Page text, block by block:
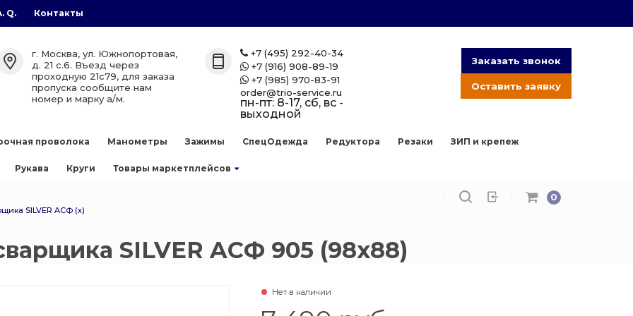
Q. Контакты
проволока Манометры Зажимы СпецОдежда Редуктора Резаки ЗИП и крепеж
Рукава Круги Товары маркетплейсов
0
г. Москва, ул. Южнопортовая,
д. 21 с.6. Въезд через
проходную 21с79, для заказа
пропуска сообщите нам
номер и марку а/м.
+7 (495) 292-40-34
+7 (916) 908-89-19
+7 (985) 970-83-91
order@trio-service.ru
пн-пт: 8-17, сб, вс -
выходной
Заказать звонок
Оставить заявку
SILVER ACФ (х)
SILVER ACФ 905 (98х88)
Нет в наличии